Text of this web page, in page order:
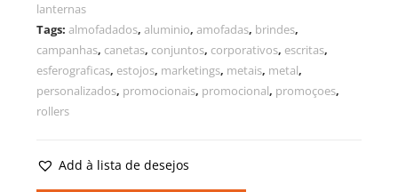
lanternas
Tags:almofadados,aluminio,amofadas, brindes,
campanhas, canetas, conjuntos, corporativos, escritas,
esferograficas, estojos, marketings, metais, metal,
personalizados, promocionais, promocional, promoçoes,
rollers
Add à lista de desejos